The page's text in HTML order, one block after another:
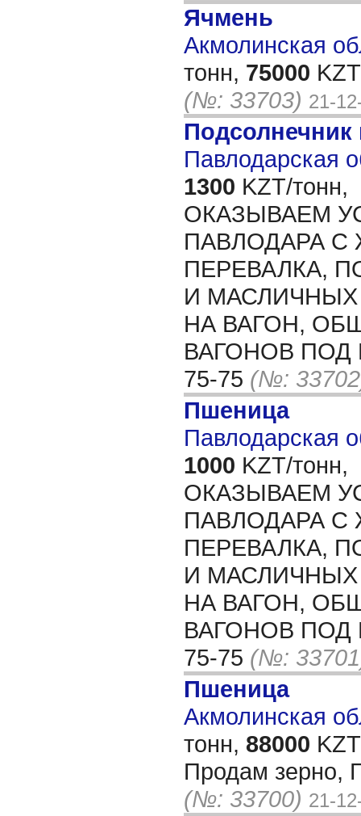
Ячмень
Акмолинская
тонн, 75000
(№: 33703) 21-
Павлодарская
1300 KZT/тонн,
ОКАЗЫВАЕМ
ПАВЛОДАРА
ПЕРЕВАЛКА,
И
НА ВАГОН,
ВАГОНОВ ПОД
75-75 (№:
Пшеница
Павлодарская
1000 KZT/тонн,
ОКАЗЫВАЕМ
ПАВЛОДАРА
ПЕРЕВАЛКА,
И
НА ВАГОН,
ВАГОНОВ ПОД
75-75 (№:
Пшеница
Акмолинская
тонн, 88000
Продам зерно,
(№: 33700) 21-